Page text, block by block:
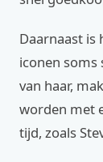
Daarnaast is
iconen soms
van haar,
worden met
tijd, zoals